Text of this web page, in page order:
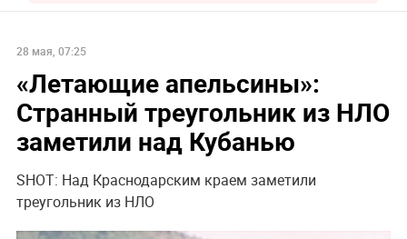
28 мая, 07:25
«Летающие апельсины»:
Странный треугольник из НЛО
заметили над Кубанью
SHOT: Над Краснодарским краем заметили
треугольник из НЛО